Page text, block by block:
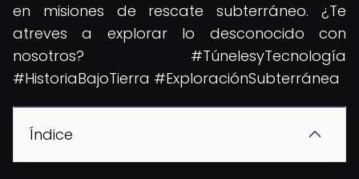
en misiones de rescate subterráneo. ¿Te
atreves a explorar lo desconocido con
nosotros? #TúnelesyTecnología
#HistoriaBajoTierra #ExploraciónSubterránea
Índice